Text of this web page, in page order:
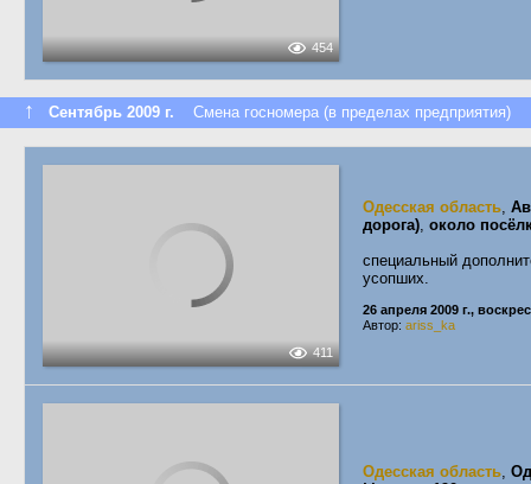
454
↑ Сентябрь 2009 г. Смена госномера (в пределах предприятия)
411
Одесская область,
дорога), около
специальный
усопших.
26 апреля 2009 г.,
Автор: ariss_ka
Одесская область,